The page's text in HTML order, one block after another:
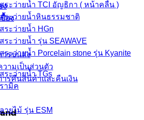
ง
อง
ารขนส่ง
วามเป็นส่วนตัว
ารคืนสินค้าและคืนเงิน
สระว่ายนํ้า TCI อัญธิกา ( หน้าคลื่น )
สระว่ายน้ำหินธรรมชาติ
ระว่ายน้ำ HGn
ระว่ายนํ้า รุ่น SEAWAVE
ระว่ายนํ้า Porcelain stone รุ่น Kyanite
ระว่ายน้ำ TGs
ามิค
ายไม้ รุ่น ESM